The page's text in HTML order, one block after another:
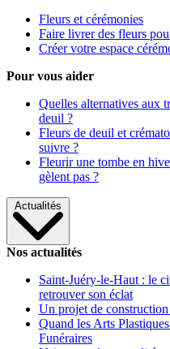
Fleurs et cérémonies
Faire livrer des fleurs
Créer votre espace
Pour vous aider
Quelles alternatives aux
deuil ?
Fleurs de deuil et
suivre ?
Fleurir une tombe en
gèlent pas ?
Actualités
Nos actualités
Saint-Juéry-le-Haut : le
retrouver son éclat
Un projet de
Quand les Arts
Funéraires